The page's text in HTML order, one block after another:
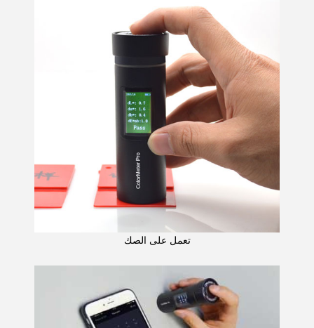
تعمل على الصك